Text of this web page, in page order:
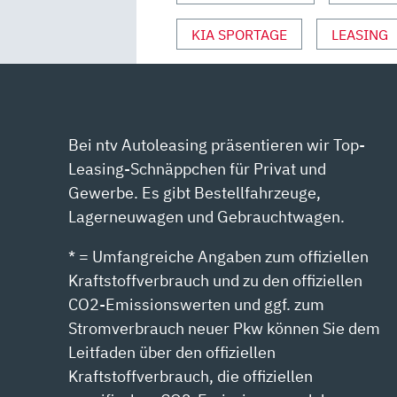
VON
YOUTUBE
ANZEIGEN
KIA SPORTAGE LEASING
Bei ntv Autoleasing präsentieren wir Top-
Leasing-Schnäppchen für Privat und
Gewerbe. Es gibt Bestellfahrzeuge,
Lagerneuwagen und Gebrauchtwagen.
* = Umfangreiche Angaben zum offiziellen
Kraftstoffverbrauch und zu den offiziellen
CO2-Emissionswerten und ggf. zum
Stromverbrauch neuer Pkw können Sie dem
Leitfaden über den offiziellen
Kraftstoffverbrauch, die offiziellen